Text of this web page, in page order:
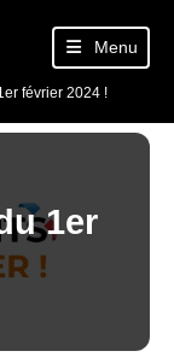
Menu
février 2024 !
1er